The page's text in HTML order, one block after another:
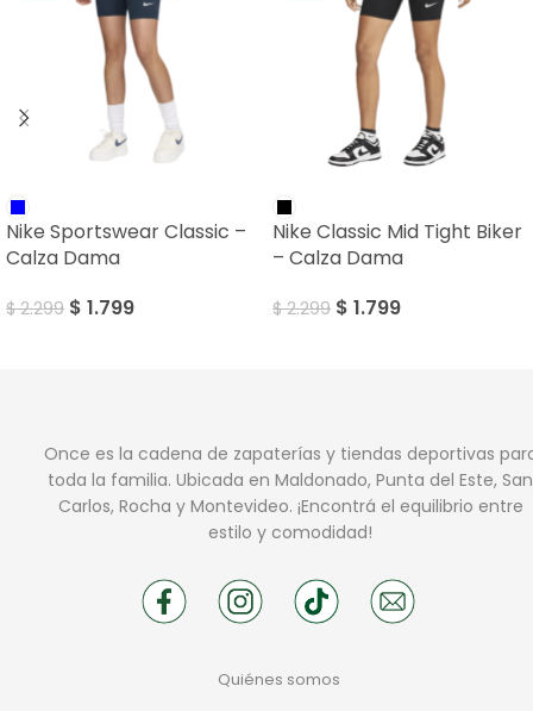
Nike Sportswear Classic –
Calza Dama
$2.299 $ 1.799
Nike Classic Mid Tight Biker
– Calza Dama
$2.299 $ 1.799
Once es la cadena de zapaterías y tiendas deportivas
toda la familia. Ubicada en Maldonado, Punta del Este, San
Carlos, Rocha y Montevideo. ¡Encontrá el equilibrio entre
estilo y comodidad!
Quiénes somos